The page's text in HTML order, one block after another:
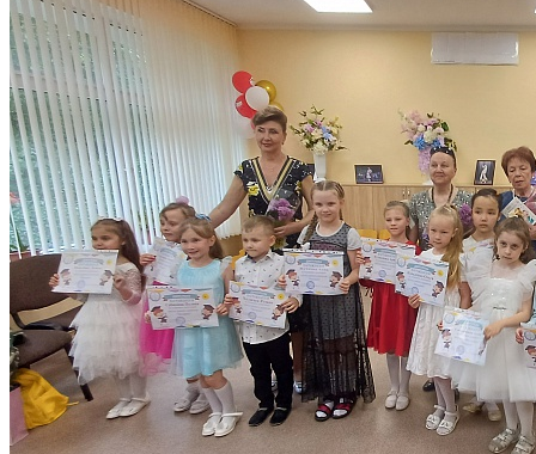
Количество просмотров: 79
26 мая во Дворце творчества детей и молодёжи состоялся
выпускной в школе раннего развития «Малышок». В течение
учебного года ребята готовились к важному этапу —
поступлению в школу.
Программа обучения была насыщенной и разнообразной:
Татьяна Ивановна Колосова учила основам счёта, чтения и
письма через игру.
Светлана Иосифовна Люблина знакомила с миром